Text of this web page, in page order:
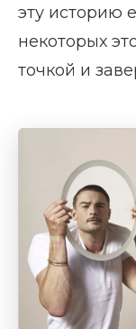
эту историю
некоторых
точкой и